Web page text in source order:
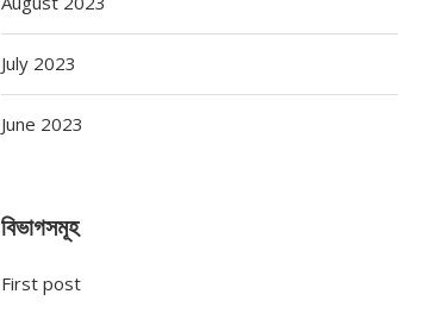
July 2023
June 2023
বিভাগসমূহ
First post